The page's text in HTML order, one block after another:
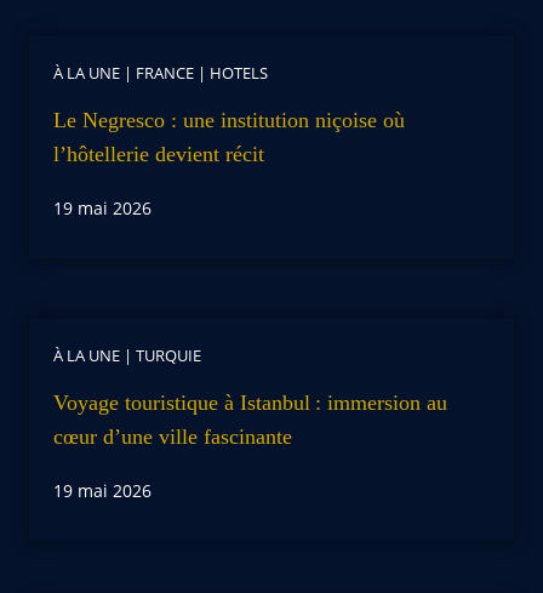
À LA UNE | FRANCE | HOTELS
Le Negresco : une institution niçoise où
l’hôtellerie devient récit
19 mai 2026
À LA UNE | TURQUIE
Voyage touristique à Istanbul : immersion au
cœur d’une ville fascinante
19 mai 2026